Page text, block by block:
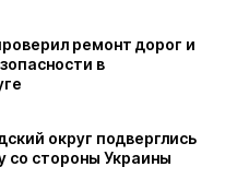
ремонт дорог и
в
округ подверглись
со стороны Украины